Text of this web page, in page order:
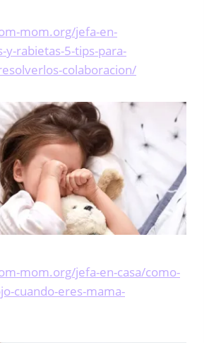
mom.org/jefa-en-
y-rabietas-5-tips-para-
colaboracion/
mom.org/jefa-en-casa/como-
cuando-eres-mama-